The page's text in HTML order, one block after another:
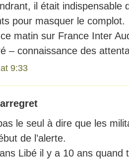
il était indispensable
pour masquer le complot.
matin sur France Inter
– connaissance des
9:33
le seul à dire que les
de l’alerte.
Libé il y a 10 ans quand